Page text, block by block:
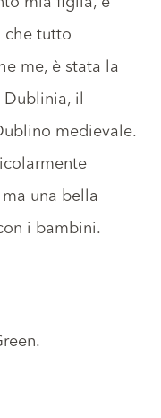
che tutto
me, è stata la
Dublinia, il
medievale.
una bella
i bambini.
.